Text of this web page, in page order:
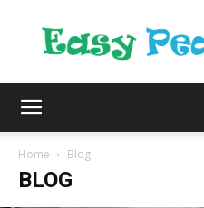
Home Blog
BLOG